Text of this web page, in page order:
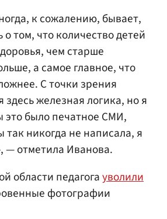
к сожалению, бывает,
том, что количество детей
чем старше
а самое главное, что
С точки зрения
здесь железная логика, но я
это было печатное СМИ,
так никогда не написала, я
— отметила Иванова.
области педагогауволили
фотографии